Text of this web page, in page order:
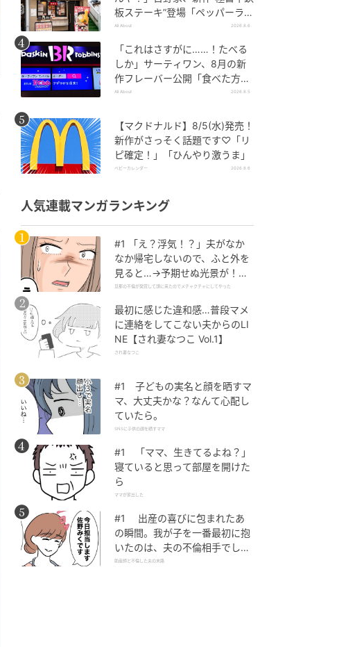
板ステーキ”登場「ペッパーラン
チを潰しに来たぞ……」
All About 2026.8.6
「これはさすがに……！たべる
しか」サーティワン、8月の新
作フレーバー公開「食べた方が
良いですよスイカサマーは」
All About 2026.8.5
【マクドナルド】8/5(水)発売！
新作がさっそく話題です♡「リ
ピ確定！」「ひんやり激うま」
ベビーカレンダー 2026.8.6
人気連載マンガランキング
#1 「え？浮気！？」夫がなか
なか帰宅しないので、ふと外を
見ると…→予期せぬ光景が！｜
旦那の不倫が発覚して頭に来た
旦那の不倫が発覚して頭に来たのでメチャクチャにしてやった
最初に感じた違和感…普段マメ
に連絡をしてこない夫からのLI
NE【され妻なつこ Vol.1】
され妻なつこ
#1 子どもの実名と顔を晒すマ
マ、大丈夫かな？なんて心配し
ていたら。
SNSに子供の顔を晒すママ
#1 「ママ、生きてるよね？」
寝ていると思って部屋を開けた
ら
ママが家出した
#1 出産の喜びに包まれたあ
の瞬間。我が子を一番最初に抱
いたのは、夫の不倫相手でし
た。
助産師と不倫した夫の末路